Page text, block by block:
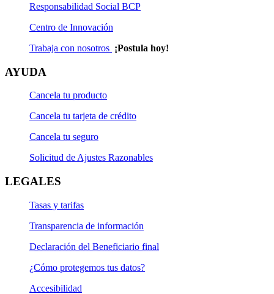
Responsabilidad Social BCP
Centro de Innovación
Trabaja con nosotros ¡Postula hoy!
AYUDA
Cancela tu producto
Cancela tu tarjeta de crédito
Cancela tu seguro
Solicitud de Ajustes Razonables
LEGALES
Tasas y tarifas
Transparencia de información
Declaración del Beneficiario final
¿Cómo protegemos tus datos?
Accesibilidad